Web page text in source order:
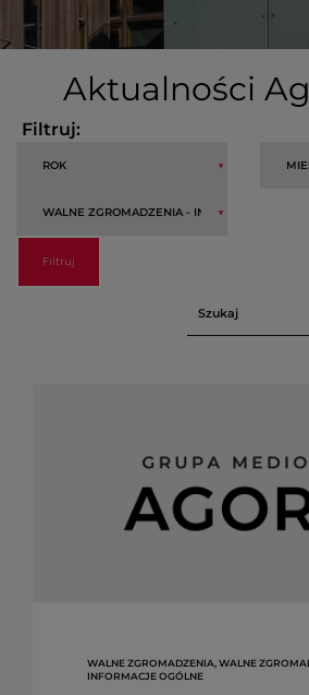
Aktualności
Filtruj:
Filtruj
WALNE ZGROMADZENIA, WALNE
INFORMACJE OGÓLNE